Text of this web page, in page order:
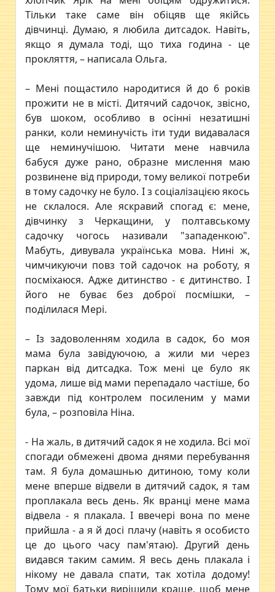
Тільки таке саме він обіцяв ще якійсь
дівчинці. Думаю, я любила дитсадок. Навіть,
якщо я думала тоді, що тиха година - це
прокляття, – написала Ольга.
– Мені пощастило народитися й до 6 років
прожити не в місті. Дитячий садочок, звісно,
був шоком, особливо в осінні незатишні
ранки, коли неминучість іти туди видавалася
ще неминучішою. Читати мене навчила
бабуся дуже рано, образне мислення маю
розвинене від природи, тому великої потреби
в тому садочку не було. І з соціалізацією якось
не склалося. Але яскравий спогад є: мене,
дівчинку з Черкащини, у полтавському
садочку чогось називали "западенкою".
Мабуть, дивувала українська мова. Нині ж,
чимчикуючи повз той садочок на роботу, я
посміхаюся. Адже дитинство - є дитинство. І
його не буває без доброї посмішки, –
поділилася Мері.
– Із задоволенням ходила в садок, бо моя
мама була завідуючою, а жили ми через
паркан від дитсадка. Тож мені це було як
удома, лише від мами перепадало частіше, бо
завжди під контролем посиленим у мами
була, – розповіла Ніна.
- На жаль, в дитячий садок я не ходила. Всі мої
спогади обмежені двома днями перебування
там. Я була домашнью дитиною, тому коли
мене вперше відвели в дитячий садок, я там
проплакала весь день. Як вранці мене мама
відвела - я плакала. І ввечері вона по мене
прийшла - а я й досі плачу (навіть я особисто
це до цього часу пам'ятаю). Другий день
видався таким самим. Я весь день плакала і
нікому не давала спати, так хотіла додому!
Тому мої батьки вирішили краще, щоб мене